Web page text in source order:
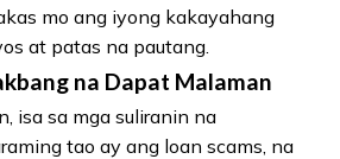
mo ang iyong kakayahang
at patas na pautang.
na Dapat Malaman
isa sa mga suliranin na
tao ay ang loan scams, na